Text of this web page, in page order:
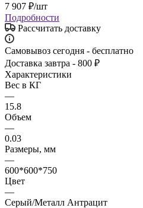
7 907 ₽/шт
Подробности
Рассчитать доставку
Самовывоз сегодня - бесплатно
Доставка завтра - 800 ₽
Характеристики
Вес в КГ
—
15.8
Объем
—
0.03
Размеры, мм
—
600*600*750
Цвет
—
Серый/Металл Антрацит